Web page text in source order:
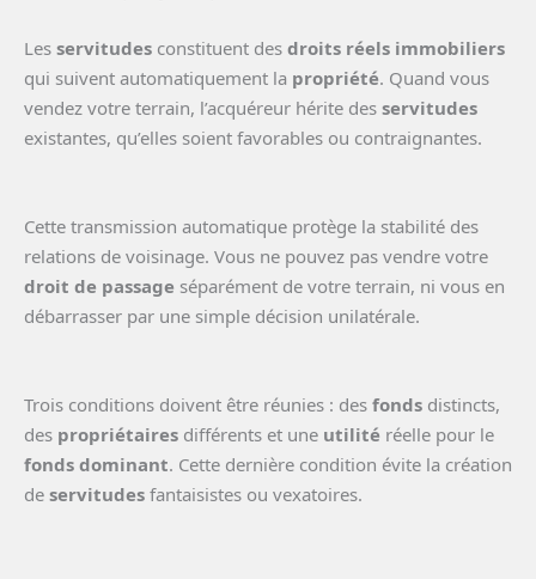
Les servitudes constituent des droits réels immobiliers
qui suivent automatiquement la propriété. Quand vous
vendez votre terrain, l’acquéreur hérite des servitudes
existantes, qu’elles soient favorables ou contraignantes.
Cette transmission automatique protège la stabilité des
relations de voisinage. Vous ne pouvez pas vendre votre
droit de passage séparément de votre terrain, ni vous en
débarrasser par une simple décision unilatérale.
Trois conditions doivent être réunies : des fonds distincts,
des propriétaires différents et une utilité réelle pour le
fonds dominant. Cette dernière condition évite la création
de servitudes fantaisistes ou vexatoires.